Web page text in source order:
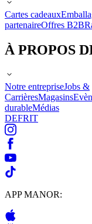
Cartes cadeaux
partenaireOffres B2B
À PROPOS
Notre entrepriseJobs &
CarrièresMagasins
durableMédias
DEFRIT
APP MANOR: